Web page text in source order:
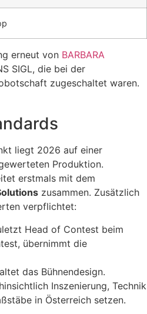
erneut von BARBARA
SIGL, die bei der
zugeschaltet waren.
liegt 2026 auf einer
Produktion.
erstmals mit dem
zusammen. Zusätzlich
verpflichtet:
Head of Contest beim
übernimmt die
das Bühnendesign.
Inszenierung, Technik
in Österreich setzen.